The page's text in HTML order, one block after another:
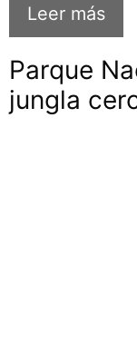
Leer más
Parque
jungla